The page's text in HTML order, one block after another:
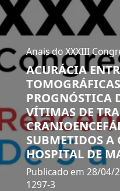
Anais do XXXIII
ACURÁCIA
PROGNÓSTICA
VÍTIMAS DE
SUBMETIDOS A
HOSPITAL DE
Publicado em 28/04/
1297-3